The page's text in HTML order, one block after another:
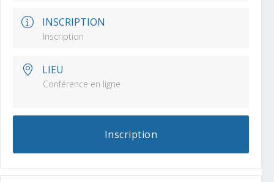
INSCRIPTION
Inscription
LIEU
Conférence en ligne
Inscription